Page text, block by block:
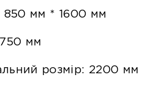
850 мм * 1600 мм
750 мм
розмір: 2200 мм